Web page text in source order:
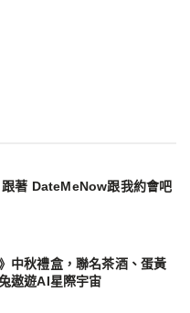
著 DateMeNow跟我約會吧
中秋禮盒，聯名茶酒、蛋黃
遨遊AI星際宇宙